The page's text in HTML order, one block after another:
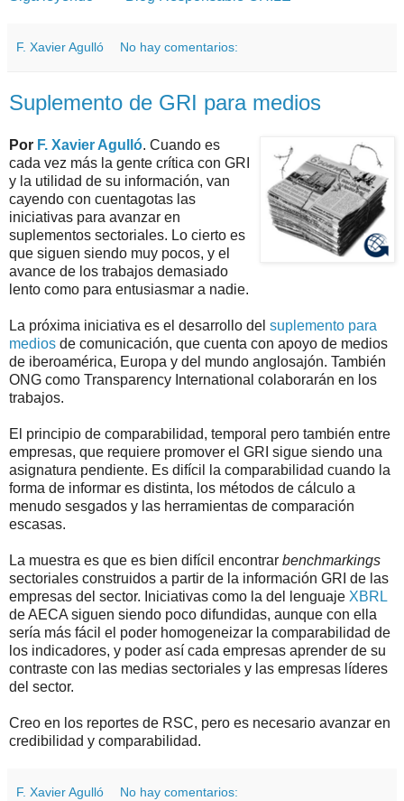
F. Xavier Agulló No hay comentarios:
Suplemento de GRI para medios
Por F. Xavier Agulló. Cuando es
cada vez más la gente crítica con GRI
y la utilidad de su información, van
cayendo con cuentagotas las
iniciativas para avanzar en
suplementos sectoriales. Lo cierto es
que siguen siendo muy pocos, y el
avance de los trabajos demasiado
lento como para entusiasmar a nadie.
La próxima iniciativa es el desarrollo del suplemento para
medios de comunicación, que cuenta con apoyo de medios
de iberoamérica, Europa y del mundo anglosajón. También
ONG como Transparency International colaborarán en los
trabajos.
El principio de comparabilidad, temporal pero también entre
empresas, que requiere promover el GRI sigue siendo una
asignatura pendiente. Es difícil la comparabilidad cuando la
forma de informar es distinta, los métodos de cálculo a
menudo sesgados y las herramientas de comparación
escasas.
La muestra es que es bien difícil encontrar benchmarkings
sectoriales construidos a partir de la información GRI de las
empresas del sector. Iniciativas como la del lenguaje XBRL
de AECA siguen siendo poco difundidas, aunque con ella
sería más fácil el poder homogeneizar la comparabilidad de
los indicadores, y poder así cada empresas aprender de su
contraste con las medias sectoriales y las empresas líderes
del sector.
Creo en los reportes de RSC, pero es necesario avanzar en
credibilidad y comparabilidad.
F. Xavier Agulló No hay comentarios: